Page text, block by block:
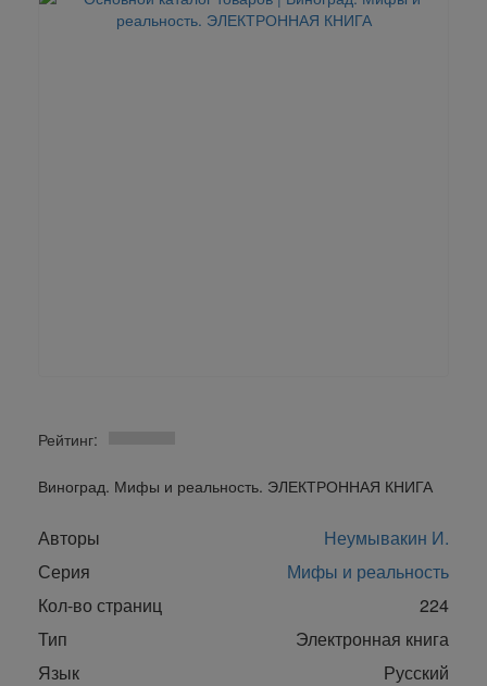
Рейтинг:
Виноград. Мифы и реальность. ЭЛЕКТРОННАЯ КНИГА
Авторы
Неумывакин И.
Серия
Мифы и реальность
Кол-во страниц
224
Тип
Электронная книга
Язык
Русский